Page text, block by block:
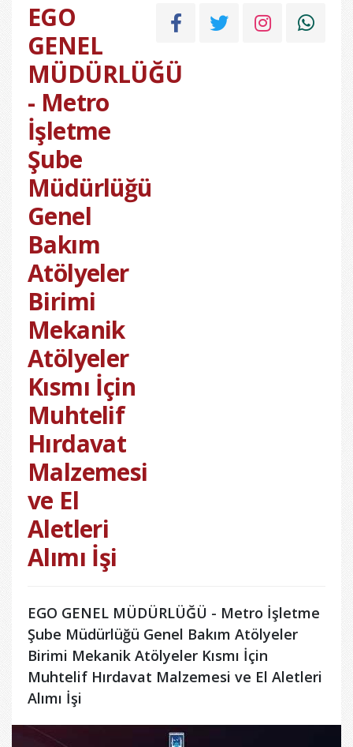
EGO
GENEL
MÜDÜRLÜĞÜ
- Metro
İşletme
Şube
Müdürlüğü
Genel
Bakım
Atölyeler
Birimi
Mekanik
Atölyeler
Kısmı İçin
Muhtelif
Hırdavat
Malzemesi
ve El
Aletleri
Alımı İşi
EGO GENEL MÜDÜRLÜĞÜ - Metro İşletme
Şube Müdürlüğü Genel Bakım Atölyeler
Birimi Mekanik Atölyeler Kısmı İçin
Muhtelif Hırdavat Malzemesi ve El Aletleri
Alımı İşi